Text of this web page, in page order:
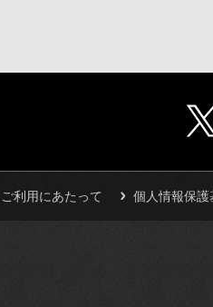
ご利用にあたって 個人情報保護